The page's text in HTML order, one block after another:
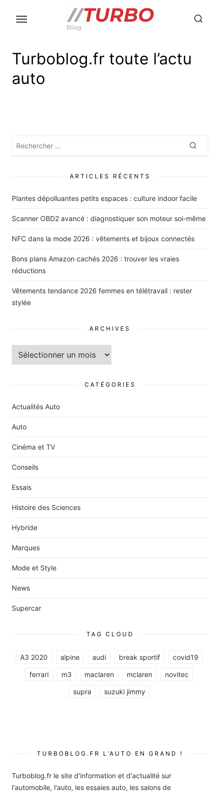
Turboblog.fr toute l’actu
auto
Rechercher
ARTICLES RÉCENTS
Plantes dépolluantes petits espaces : culture indoor facile
Scanner OBD2 avancé : diagnostiquer son moteur soi-même
NFC dans la mode 2026 : vêtements et bijoux connectés
Bons plans Amazon cachés 2026 : trouver les vraies
réductions
Vêtements tendance 2026 femmes en télétravail : rester
stylée
ARCHIVES
Archives
CATÉGORIES
Actualités Auto
Auto
Cinéma et TV
Conseils
Essais
Histoire des Sciences
Hybride
Marques
Mode et Style
News
Supercar
TAG CLOUD
A3 2020 alpine audi break sportif covid19
ferrari m3 maclaren mclaren novitec
supra suzuki jimmy
TURBOBLOG.FR L’AUTO EN GRAND !
Turboblog.fr le site d'information et d'actualité sur
l'automobile, l'auto, les essaies auto, les salons de